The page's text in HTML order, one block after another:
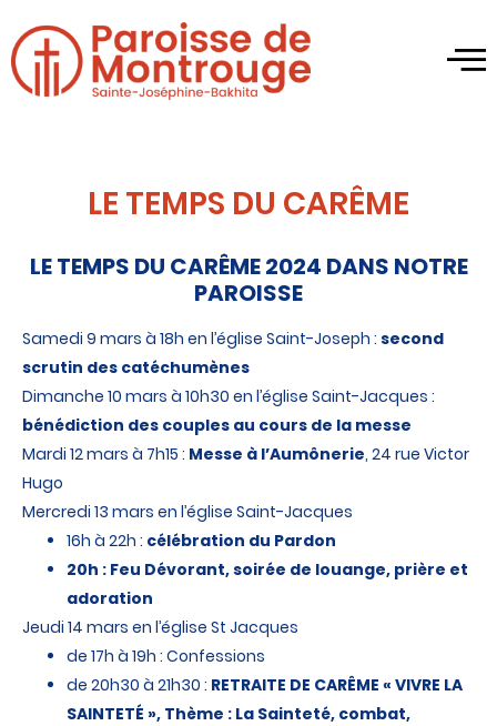
LE TEMPS DU CARÊME
LE TEMPS DU CARÊME 2024 DANS NOTRE
PAROISSE
Samedi 9 mars à 18h en l’église Saint-Joseph : second
scrutin des catéchumènes
Dimanche 10 mars à 10h30 en l’église Saint-Jacques :
bénédiction des couples au cours de la messe
Mardi 12 mars à 7h15 : Messe à l’Aumônerie, 24 rue Victor
Hugo
Mercredi 13 mars en l’église Saint-Jacques
16h à 22h : célébration du Pardon
20h : Feu Dévorant, soirée de louange, prière et
adoration
Jeudi 14 mars en l’église St Jacques
de 17h à 19h : Confessions
de 20h30 à 21h30 : RETRAITE DE CARÊME « VIVRE LA
SAINTETÉ », Thème : La Sainteté, combat,